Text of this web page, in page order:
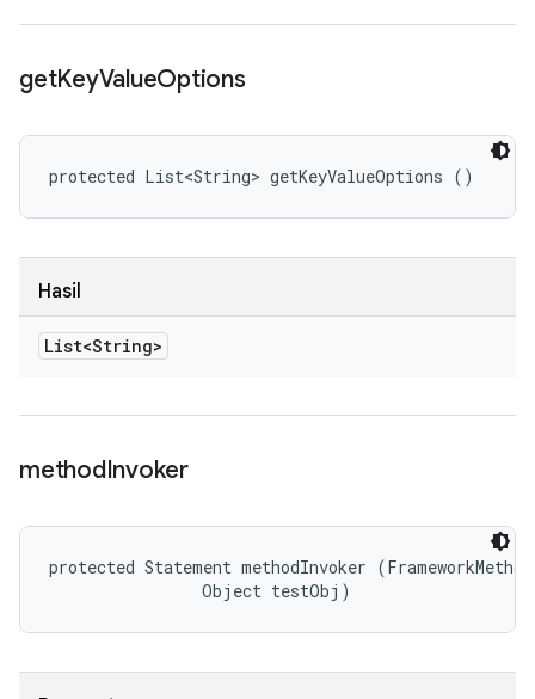
getKeyValueOptions
protected List<String> getKeyValueOptions ()
Hasil
List<String>
methodInvoker
protected Statement methodInvoker
                Object testObj)